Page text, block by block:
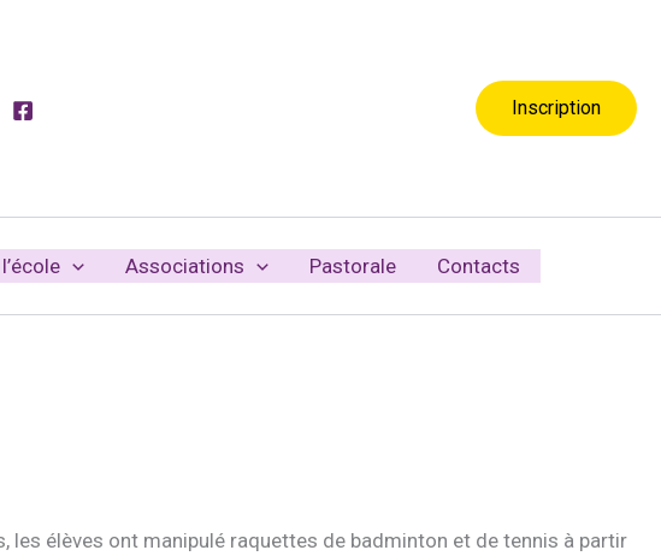
Inscription
Associations Pastorale Contacts
les élèves ont manipulé raquettes de badminton et de tennis à partir